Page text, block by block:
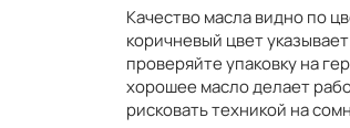
Качество масла видно по
коричневый цвет
проверяйте упаковку на
хорошее масло делает
рисковать техникой на